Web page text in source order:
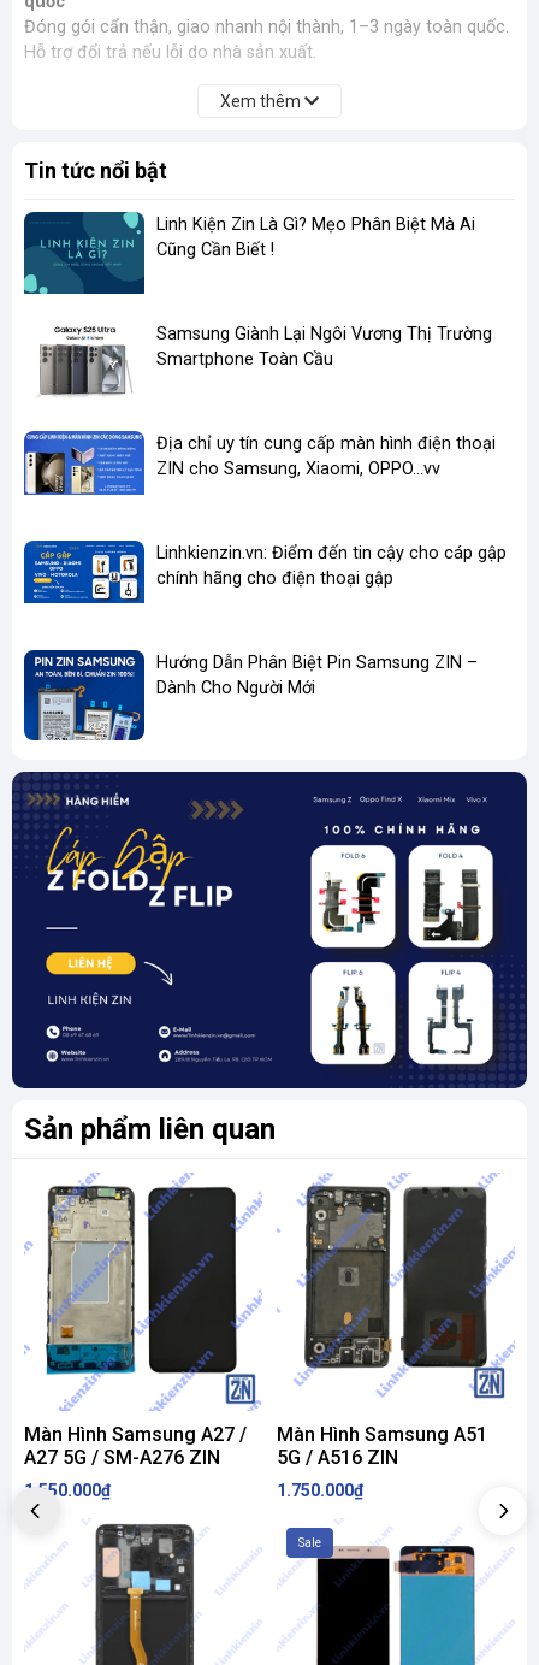
Đóng gói cẩn thận, giao nhanh nội thành, 1–3 ngày toàn quốc.
Hỗ trợ đổi trả nếu lỗi do nhà sản xuất.
Xem thêm
Tin tức nổi bật
Linh Kiện Zin Là Gì? Mẹo Phân Biệt Mà Ai
Cũng Cần Biết !
​Samsung Giành Lại Ngôi Vương Thị Trường
Smartphone Toàn Cầu
Địa chỉ uy tín cung cấp màn hình điện thoại
ZIN cho Samsung, Xiaomi, OPPO...vv
Linhkienzin.vn: Điểm đến tin cậy cho cáp gập
chính hãng cho điện thoại gập
Hướng Dẫn Phân Biệt Pin Samsung ZIN –
Dành Cho Người Mới
Sản phẩm liên quan
Màn Hình Samsung A27 /
A27 5G / SM-A276 ZIN
1.550.000₫
Màn Hình Samsung A51
5G / A516 ZIN
1.750.000₫
Sale